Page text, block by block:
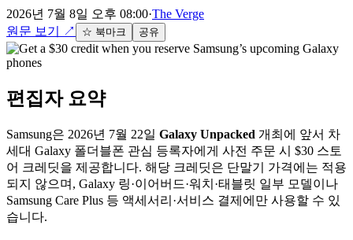
2026년 7월 8일 오후 08:00·The Verge
원문 보기
↗ ☆ 북마크 공유
편집자 요약
Samsung은 2026년 7월 22일 Galaxy Unpacked 개최에 앞서 차
세대 Galaxy 폴더블폰 관심 등록자에게 사전 주문 시 $30 스토
어 크레딧을 제공합니다. 해당 크레딧은 단말기 가격에는 적용
되지 않으며, Galaxy 링·이어버드·워치·태블릿 일부 모델이나
Samsung Care Plus 등 액세서리·서비스 결제에만 사용할 수 있
습니다.